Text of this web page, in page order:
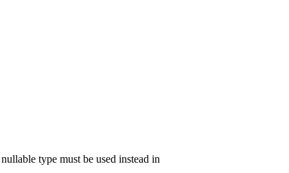
type must be used instead in